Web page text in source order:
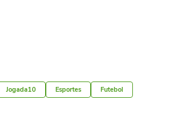
Jogada10 Esportes Futebol